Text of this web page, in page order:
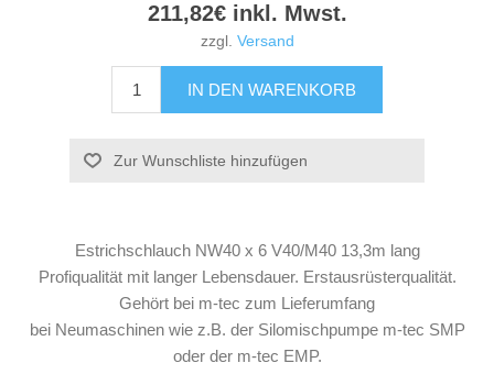
211,82€ inkl. Mwst.
zzgl. Versand
Estrichschlauch NW40 x 6 V40/M40 13,3m lang
Profiqualität mit langer Lebensdauer. Erstausrüsterqualität.
Gehört bei m-tec zum Lieferumfang
bei Neumaschinen wie z.B. der Silomischpumpe m-tec SMP
oder der m-tec EMP.